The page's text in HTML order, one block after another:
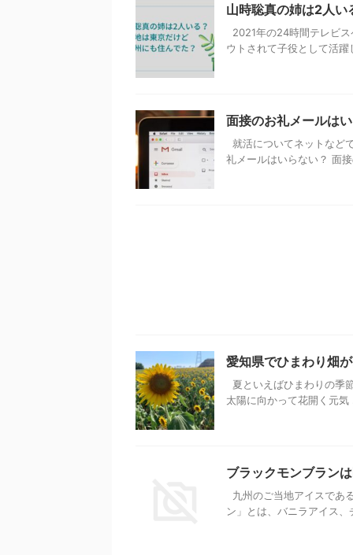
山時聡真の姉は2人い
2021年の24時間テレビ
ウトされて子役として活躍
面接のお礼メールは
就活についてネットなど
礼メールはいらない？ 面
愛知県でひまわり畑
夏といえばひまわりの季
太陽に向かって花開く元気
ブラックモンブラン
九州のご当地アイスであ
ン」とは、バニラアイス